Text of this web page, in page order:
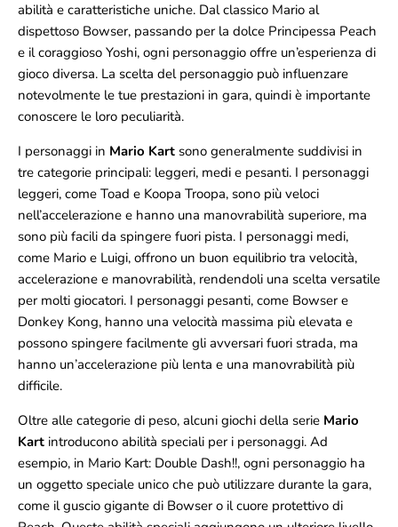
abilità e caratteristiche uniche. Dal classico Mario al
dispettoso Bowser, passando per la dolce Principessa Peach
e il coraggioso Yoshi, ogni personaggio offre un’esperienza di
gioco diversa. La scelta del personaggio può influenzare
notevolmente le tue prestazioni in gara, quindi è importante
conoscere le loro peculiarità.
I personaggi in Mario Kart sono generalmente suddivisi in
tre categorie principali: leggeri, medi e pesanti. I personaggi
leggeri, come Toad e Koopa Troopa, sono più veloci
nell’accelerazione e hanno una manovrabilità superiore, ma
sono più facili da spingere fuori pista. I personaggi medi,
come Mario e Luigi, offrono un buon equilibrio tra velocità,
accelerazione e manovrabilità, rendendoli una scelta versatile
per molti giocatori. I personaggi pesanti, come Bowser e
Donkey Kong, hanno una velocità massima più elevata e
possono spingere facilmente gli avversari fuori strada, ma
hanno un’accelerazione più lenta e una manovrabilità più
difficile.
Oltre alle categorie di peso, alcuni giochi della serie Mario
Kart introducono abilità speciali per i personaggi. Ad
esempio, in Mario Kart: Double Dash!!, ogni personaggio ha
un oggetto speciale unico che può utilizzare durante la gara,
come il guscio gigante di Bowser o il cuore protettivo di